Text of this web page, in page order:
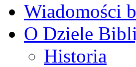
Wiadomości
O Dziele
Historia